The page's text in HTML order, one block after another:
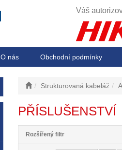
Váš
O nás Obchodní podmínky
Strukturovaná kabeláž
PŘÍSLUŠENSTVÍ
Rozšířený filtr